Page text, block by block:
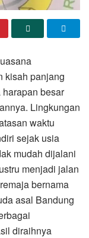
kisah panjang
besar
Lingkungan
waktu
sejak usia
mudah dijalani
menjadi jalan
bernama
asal Bandung
diraihnya